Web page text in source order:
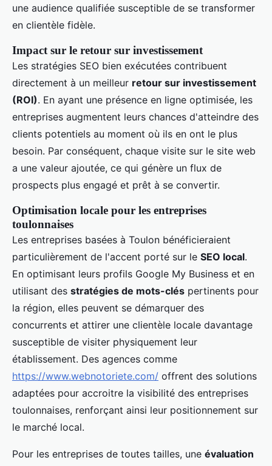
une audience qualifiée susceptible de se transformer
en clientèle fidèle.
Impact sur le retour sur investissement
Les stratégies SEO bien exécutées contribuent
directement à un meilleur retour sur investissement
(ROI). En ayant une présence en ligne optimisée, les
entreprises augmentent leurs chances d'atteindre des
clients potentiels au moment où ils en ont le plus
besoin. Par conséquent, chaque visite sur le site web
a une valeur ajoutée, ce qui génère un flux de
prospects plus engagé et prêt à se convertir.
Optimisation locale pour les entreprises
toulonnaises
Les entreprises basées à Toulon bénéficieraient
particulièrement de l'accent porté sur le SEO local.
En optimisant leurs profils Google My Business et en
utilisant des stratégies de mots-clés pertinents pour
la région, elles peuvent se démarquer des
concurrents et attirer une clientèle locale davantage
susceptible de visiter physiquement leur
établissement. Des agences comme
https://www.webnotoriete.com/ offrent des solutions
adaptées pour accroitre la visibilité des entreprises
toulonnaises, renforçant ainsi leur positionnement sur
le marché local.
Pour les entreprises de toutes tailles, une évaluation